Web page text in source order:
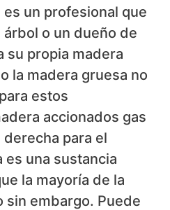
un profesional que
o un dueño de
su propia madera
la madera gruesa no
estos
accionados gas
derecha para el
es una sustancia
la mayoría de la
sin embargo. Puede